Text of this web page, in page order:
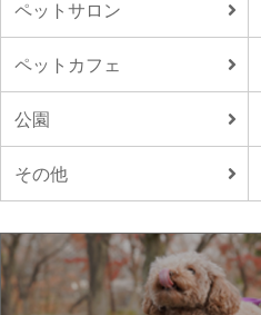
ペットサロン
ペットカフェ
公園
その他